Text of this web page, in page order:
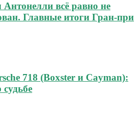
Антонелли всё равно не
Главные итоги Гран-при
718 (Boxster и Cayman):